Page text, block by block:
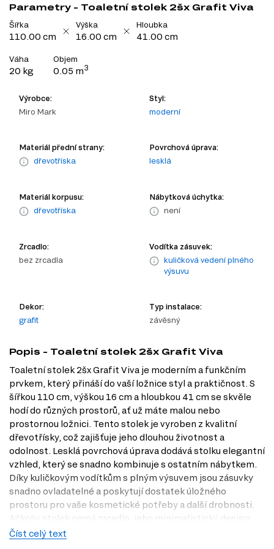
Parametry - Toaletní stolek 2šx Grafit Viva
Šířka
110.00 cm
Výška
16.00 cm
Hloubka
41.00 cm
Váha
20 kg
Objem
0.05 m3
Výrobce:
Miro Mark
Styl:
moderní
Materiál přední strany:
dřevotříska
Povrchová úprava:
lesklá
Materiál korpusu:
dřevotříska
Nábytková úchytka:
není
Zrcadlo:
bez zrcadla
Vodítka zásuvek:
kuličková vedení plného
výsuvu
Dekor:
grafit
Typ instalace:
závěsný
Popis - Toaletní stolek 2šx Grafit Viva
Toaletní stolek 2šx Grafit Viva je moderním a funkčním
prvkem, který přináší do vaší ložnice styl a praktičnost. S
šířkou 110 cm, výškou 16 cm a hloubkou 41 cm se skvěle
hodí do různých prostorů, ať už máte malou nebo
prostornou ložnici. Tento stolek je vyroben z kvalitní
dřevotřísky, což zajišťuje jeho dlouhou životnost a
odolnost. Lesklá povrchová úprava dodává stolku elegantní
vzhled, který se snadno kombinuje s ostatním nábytkem.
Díky kuličkovým vodítkům s plným výsuvem jsou zásuvky
snadno ovladatelné a poskytují dostatek úložného
prostoru pro vaše kosmetické potřeby a další drobnosti.
Ačkoliv stolek nemá zrcadlo, jeho minimalistický design
umožňuje snadnou integraci do jakéhokoliv interiéru.
Číst celý text